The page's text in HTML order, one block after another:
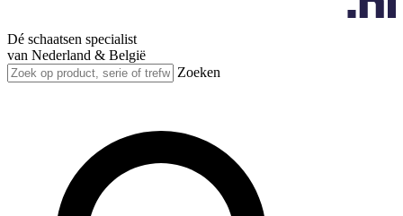
Dé schaatsen specialist
van Nederland & België
Zoeken